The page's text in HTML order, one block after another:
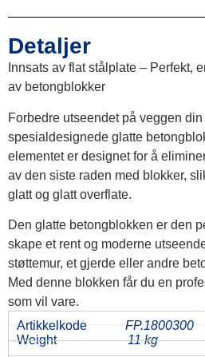
Detaljer
Innsats av flat stålplate – Perfekt,
av betongblokker
Forbedre utseendet på veggen
spesialdesignede glatte
elementet er designet for å
av den siste raden med blokker,
glatt og glatt overflate.
Den glatte betongblokken er den
skape et rent og moderne
støttemur, et gjerde eller andre
Med denne blokken får du en
som vil vare.
Artikkelkode
FP.1800300
Weight
11 kg